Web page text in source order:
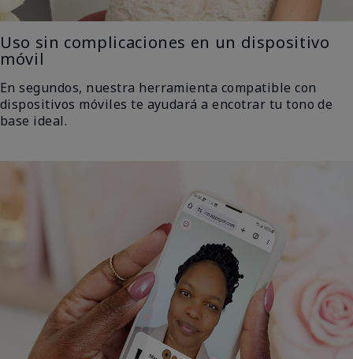
Uso sin complicaciones en un dispositivo
móvil
En segundos, nuestra herramienta compatible con
dispositivos móviles te ayudará a encotrar tu tono de
base ideal.